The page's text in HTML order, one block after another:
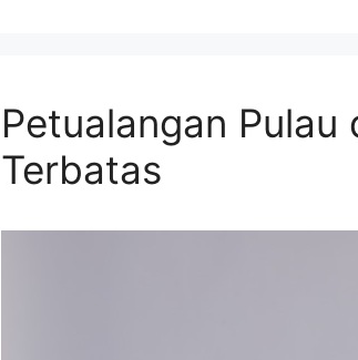
Petualangan
Terbatas